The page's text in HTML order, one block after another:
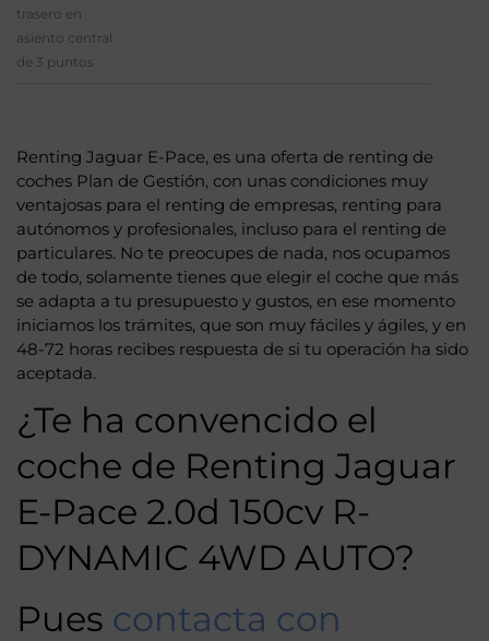
trasero en
asiento central
de 3 puntos
Renting Jaguar E-Pace, es una oferta de renting de
coches Plan de Gestión, con unas condiciones muy
ventajosas para el renting de empresas, renting para
autónomos y profesionales, incluso para el renting de
particulares. No te preocupes de nada, nos ocupamos
de todo, solamente tienes que elegir el coche que más
se adapta a tu presupuesto y gustos, en ese momento
iniciamos los trámites, que son muy fáciles y ágiles, y en
48-72 horas recibes respuesta de si tu operación ha sido
aceptada.
¿Te ha convencido el
coche de Renting Jaguar
E-Pace 2.0d 150cv R-
DYNAMIC 4WD AUTO?
Pues contacta con